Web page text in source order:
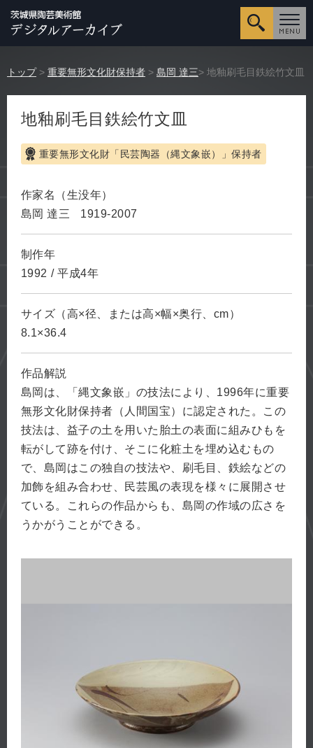
詳細検
トップ > 重要無形文化財保持者 > 島岡 達三> 地釉刷毛目鉄絵竹文皿
地釉刷毛目鉄絵竹文皿
重要無形文化財「民芸陶器（縄文象嵌）」保持者
作家名（生没年）
島岡 達三
1919-2007
制作年
1992 / 平成4年
サイズ（高×径、または高×幅×奥行、cm）
8.1×36.4
作品解説
島岡は、「縄文象嵌」の技法により、1996年に重要
無形文化財保持者（人間国宝）に認定された。この
技法は、益子の土を用いた胎土の表面に組みひもを
転がして跡を付け、そこに化粧土を埋め込むもの
で、島岡はこの独自の技法や、刷毛目、鉄絵などの
加飾を組み合わせ、民芸風の表現を様々に展開させ
ている。これらの作品からも、島岡の作域の広さを
うかがうことができる。